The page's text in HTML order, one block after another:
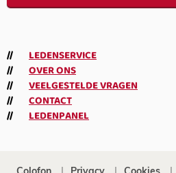
LEDENSERVICE
OVER ONS
VEELGESTELDE VRAGEN
CONTACT
LEDENPANEL